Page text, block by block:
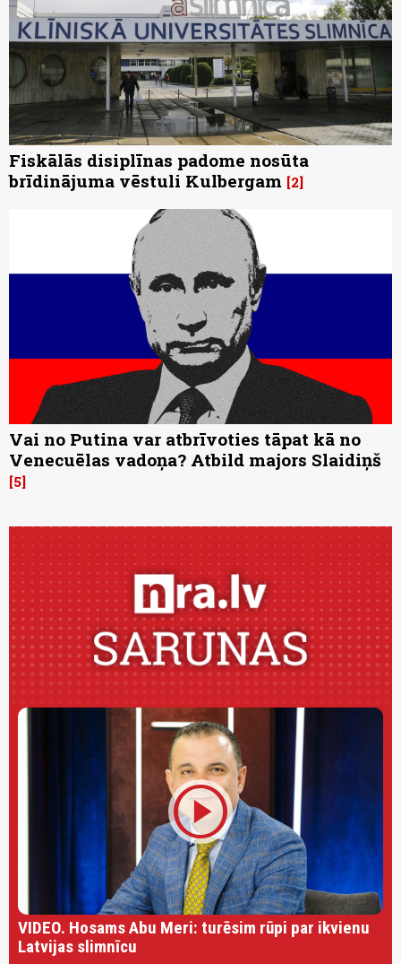
Fiskālās disiplīnas padome nosūta
brīdinājuma vēstuli Kulbergam 2
Vai no Putina var atbrīvoties tāpat kā no
Venecuēlas vadoņa? Atbild majors Slaidiņš
5
play_circle
VIDEO. Hosams Abu Meri: turēsim rūpi par ikvienu
Latvijas slimnīcu